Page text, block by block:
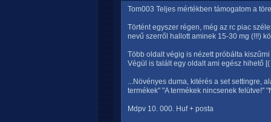
Tom003 Teljes mértékben támogatom a
Történt egyszer régen, még az rc piac
nevű szerről hallott aminek 15-30 mg (!!!)
Több oldalt végig is nézett próbálta
Végül is talált egy oldalt ami egész hihető
...Növényes duma, kitérés a set settingre,
termékek" "A termékek nincsenek felütve!"
Mdpv 10. 000. Huf + posta